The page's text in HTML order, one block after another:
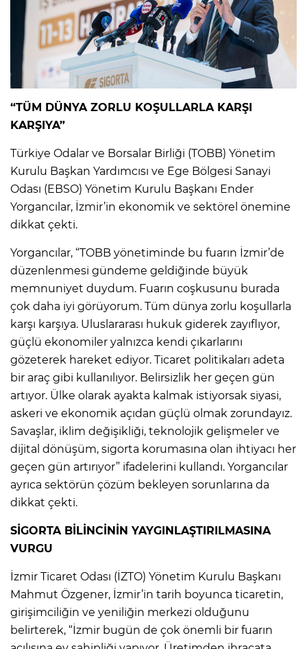
“TÜM DÜNYA ZORLU KOŞULLARLA KARŞI
KARŞIYA”
Türkiye Odalar ve Borsalar Birliği (TOBB) Yönetim
Kurulu Başkan Yardımcısı ve Ege Bölgesi Sanayi
Odası (EBSO) Yönetim Kurulu Başkanı Ender
Yorgancılar, İzmir’in ekonomik ve sektörel önemine
dikkat çekti.
Yorgancılar, “TOBB yönetiminde bu fuarın İzmir’de
düzenlenmesi gündeme geldiğinde büyük
memnuniyet duydum. Fuarın coşkusunu burada
çok daha iyi görüyorum. Tüm dünya zorlu koşullarla
karşı karşıya. Uluslararası hukuk giderek zayıflıyor,
güçlü ekonomiler yalnızca kendi çıkarlarını
gözeterek hareket ediyor. Ticaret politikaları adeta
bir araç gibi kullanılıyor. Belirsizlik her geçen gün
artıyor. Ülke olarak ayakta kalmak istiyorsak siyasi,
askeri ve ekonomik açıdan güçlü olmak zorundayız.
Savaşlar, iklim değişikliği, teknolojik gelişmeler ve
dijital dönüşüm, sigorta korumasına olan ihtiyacı her
geçen gün artırıyor” ifadelerini kullandı. Yorgancılar
ayrıca sektörün çözüm bekleyen sorunlarına da
dikkat çekti.
SİGORTA BİLİNCİNİN YAYGINLAŞTIRILMASINA
VURGU
İzmir Ticaret Odası (İZTO) Yönetim Kurulu Başkanı
Mahmut Özgener, İzmir’in tarih boyunca ticaretin,
girişimciliğin ve yeniliğin merkezi olduğunu
belirterek, “İzmir bugün de çok önemli bir fuarın